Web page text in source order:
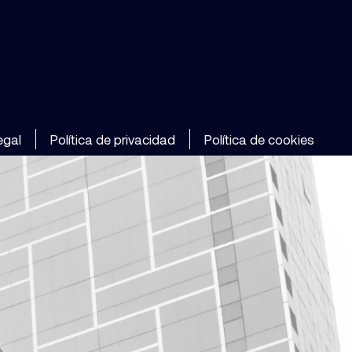
Política de privacidad Política de cookies